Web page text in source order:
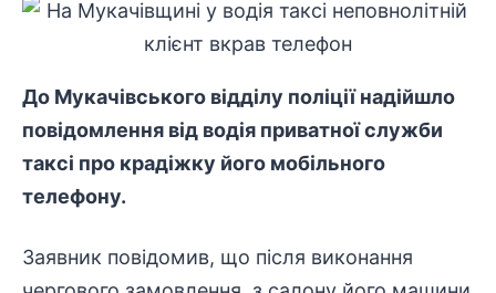
До Мукачівського відділу поліції надійшло
повідомлення від водія приватної служби
таксі про крадіжку його мобільного
телефону.
Заявник повідомив, що після виконання